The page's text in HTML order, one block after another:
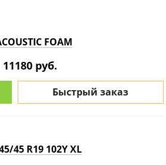
FOAM
11180 руб.
Быстрый заказ
45 R19 102Y XL